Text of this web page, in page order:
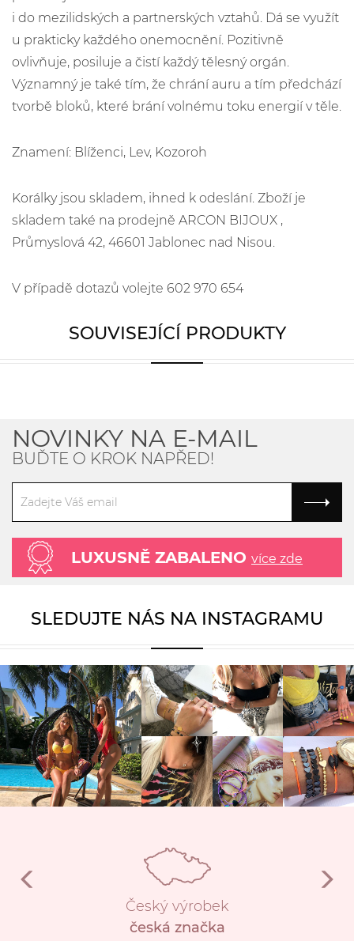
i do mezilidských a partnerských vztahů. Dá se využít
u prakticky každého onemocnění. Pozitivně
ovlivňuje, posiluje a čistí každý tělesný orgán.
Významný je také tím, že chrání auru a tím předchází
tvorbě bloků, které brání volnému toku energií v těle.
Znamení: Blíženci, Lev, Kozoroh
Korálky jsou skladem, ihned k odeslání. Zboží je
skladem také na prodejně ARCON BIJOUX ,
Průmyslová 42, 46601 Jablonec nad Nisou.
V případě dotazů volejte 602 970 654
SOUVISEJÍCÍ PRODUKTY
NOVINKY NA E-MAIL
BUĎTE O KROK NAPŘED!
LUXUSNĚ ZABALENO více zde
SLEDUJTE NÁS NA INSTAGRAMU
Český výrobek
česká značka